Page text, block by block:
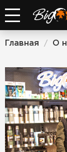
Главная / О